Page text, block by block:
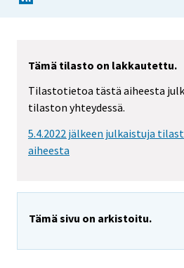
Tämä tilasto on lakkautettu.
Tilastotietoa tästä aiheesta
tilaston yhteydessä.
5.4.2022 jälkeen julkaistuja
aiheesta
Tämä sivu on arkistoitu.